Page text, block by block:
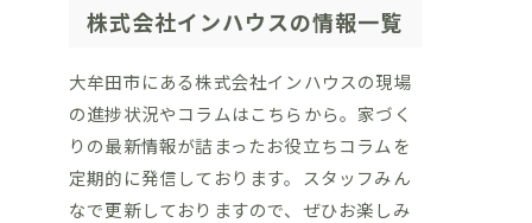
株式会社インハウスの情報一覧
大牟田市にある株式会社インハウスの現場
の進捗状況やコラムはこちらから。家づく
りの最新情報が詰まったお役立ちコラムを
定期的に発信しております。スタッフみん
なで更新しておりますので、ぜひお楽しみ